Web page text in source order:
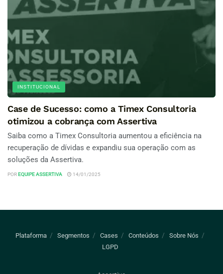
INSTITUCIONAL
Case de Sucesso: como a Timex Consultoria
otimizou a cobrança com Assertiva
Saiba como a Timex Consultoria aumentou a eficiência na
recuperação de dívidas e expandiu sua operação com as
soluções da Assertiva.
POR EQUIPE ASSERTIVA 14/01/2025
Plataforma Segmentos Cases Conteúdos
Sobre Nós
LGPD